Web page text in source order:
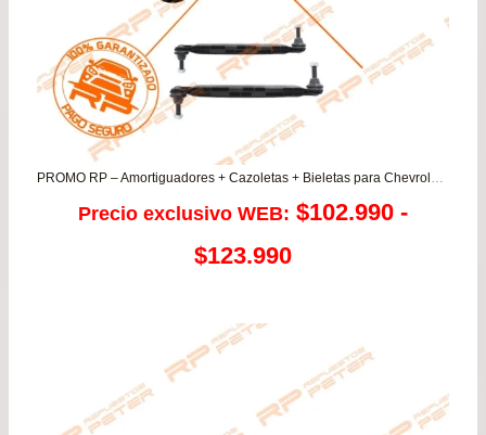
Precio exclusivo WEB: $102.990 -
$123.990Rango
precios:
desde